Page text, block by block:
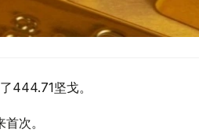
444.71坚戈。
次。